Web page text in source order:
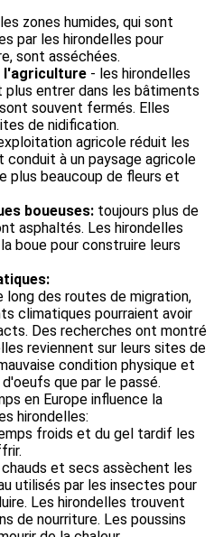
zones humides, qui sont
par les hirondelles pour
sont asséchées.
l'agriculture - les hirondelles
plus entrer dans les bâtiments
souvent fermés. Elles
de nidification.
agricole réduit les
à un paysage agricole
plus beaucoup de fleurs et
boueuses: toujours plus de
asphaltés. Les hirondelles
boue pour construire leurs
long des routes de migration,
climatiques pourraient avoir
Des recherches ont montré
reviennent sur leurs sites de
condition physique et
que par le passé.
en Europe influence la
hirondelles:
froids et du gel tardif les
et secs assèchent les
utilisés par les insectes pour
Les hirondelles trouvent
de nourriture. Les poussins